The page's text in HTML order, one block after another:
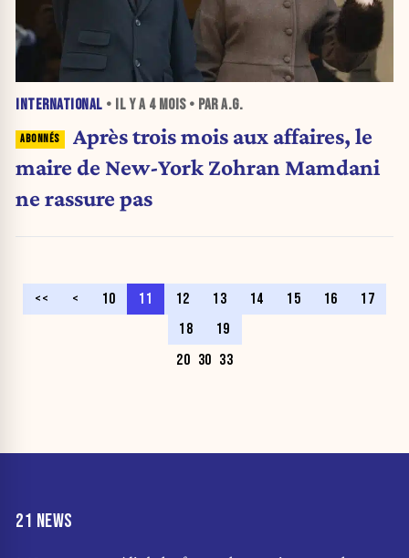
INTERNATIONAL • IL Y A 4 MOIS• PAR A.G.
Après trois mois aux affaires, le
maire de New-York Zohran Mamdani
ne rassure pas
<< < 10 11 12 13 14 15 16
17
18
19
20 30 33
21 NEWS